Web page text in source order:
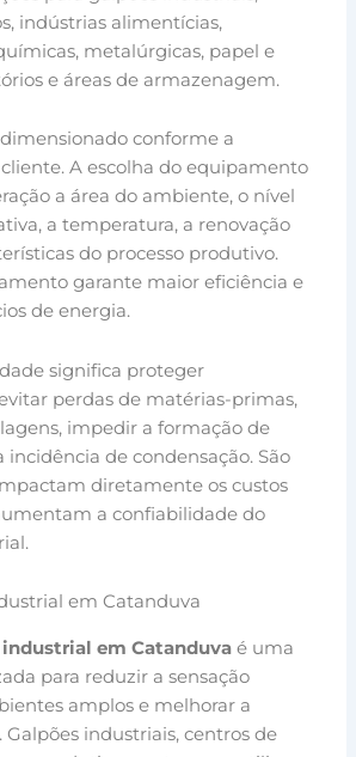
indústrias alimentícias,
metalúrgicas, papel e
e áreas de armazenagem.
conforme a
A escolha do equipamento
a área do ambiente, o nível
a temperatura, a renovação
do processo produtivo.
garante maior eficiência e
de energia.
significa proteger
perdas de matérias-primas,
impedir a formação de
incidência de condensação. São
diretamente os custos
a confiabilidade do
em Catanduva
em Catanduva é uma
para reduzir a sensação
amplos e melhorar a
Galpões industriais, centros de